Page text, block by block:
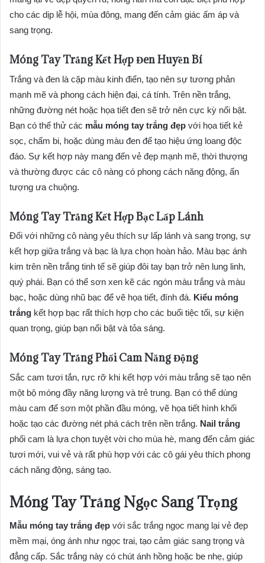
cho các dịp lễ hội, mùa đông, mang đến cảm giác ấm áp và
sang trọng.
Móng Tay Trắng Kết Hợp Đen Huyền Bí
Trắng và đen là cặp màu kinh điển, tạo nên sự tương phản
mạnh mẽ và phong cách hiện đại, cá tính. Trên nền trắng,
những đường nét hoặc họa tiết đen sẽ trở nên cực kỳ nổi bật.
Bạn có thể thử các mẫu móng tay trắng đẹp với họa tiết kẻ
sọc, chấm bi, hoặc dùng màu đen để tạo hiệu ứng loang độc
đáo. Sự kết hợp này mang đến vẻ đẹp mạnh mẽ, thời thượng
và thường được các cô nàng có phong cách năng động, ấn
tượng ưa chuộng.
Móng Tay Trắng Kết Hợp Bạc Lấp Lánh
Đối với những cô nàng yêu thích sự lấp lánh và sang trọng, sự
kết hợp giữa trắng và bạc là lựa chọn hoàn hảo. Màu bạc ánh
kim trên nền trắng tinh tế sẽ giúp đôi tay bạn trở nên lung linh,
quý phái. Bạn có thể sơn xen kẽ các ngón màu trắng và màu
bạc, hoặc dùng nhũ bạc để vẽ họa tiết, đính đá. Kiểu móng
trắng kết hợp bạc rất thích hợp cho các buổi tiệc tối, sự kiện
quan trọng, giúp bạn nổi bật và tỏa sáng.
Móng Tay Trắng Phối Cam Năng Động
Sắc cam tươi tắn, rực rỡ khi kết hợp với màu trắng sẽ tạo nên
một bộ móng đầy năng lượng và trẻ trung. Bạn có thể dùng
màu cam để sơn một phần đầu móng, vẽ họa tiết hình khối
hoặc tạo các đường nét phá cách trên nền trắng. Nail trắng
phối cam là lựa chọn tuyệt vời cho mùa hè, mang đến cảm giác
tươi mới, vui vẻ và rất phù hợp với các cô gái yêu thích phong
cách năng động, sáng tạo.
Móng Tay Trắng Ngọc Sang Trọng
Mẫu móng tay trắng đẹp với sắc trắng ngọc mang lại vẻ đẹp
mềm mại, óng ánh như ngọc trai, tạo cảm giác sang trọng và
đẳng cấp. Sắc trắng này có chút ánh hồng hoặc be nhẹ, giúp